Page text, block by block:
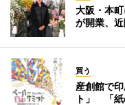
大阪・本
が開業、
買う
産創館で
ト」 「紙